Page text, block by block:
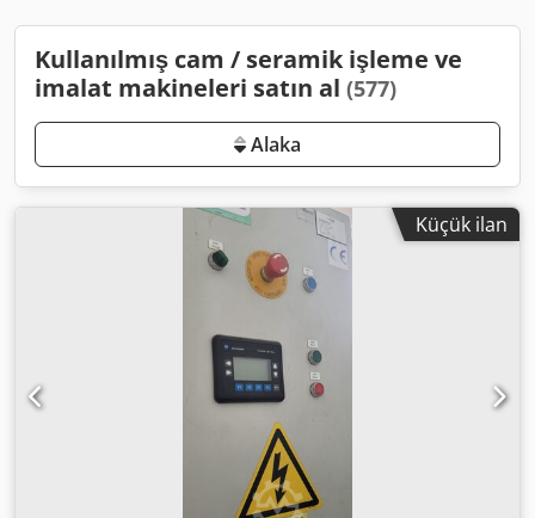
Kullanılmış cam / seramik işleme ve
imalat makineleri satın al (577)
Alaka
Küçük ilan